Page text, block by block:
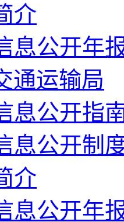
介
息公开年
通运输局
息公开指
息公开制
介
息公开年